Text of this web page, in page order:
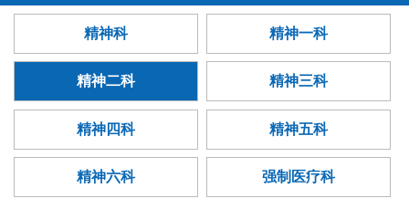
领导班子
发展历程
医疗资源
医院位置
媒体报道 心理健康中
心
医技科室
预约挂号
药事咨询
历史纪念馆
青年文明号
信息公开
服务指南
信访投诉
预算公开
继续教育
住院医师规
讲座报告
病友心声
心理云讲堂
人事招聘
精神科 精神一科
精神二科 精神三科
精神四科 精神五科
精神六科 强制医疗科